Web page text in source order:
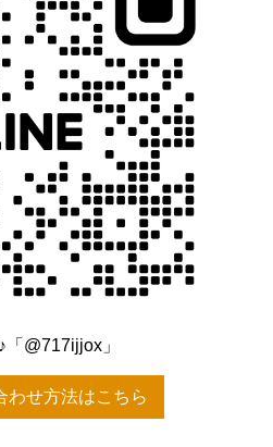
@717ijjox」
わせ方法はこちら